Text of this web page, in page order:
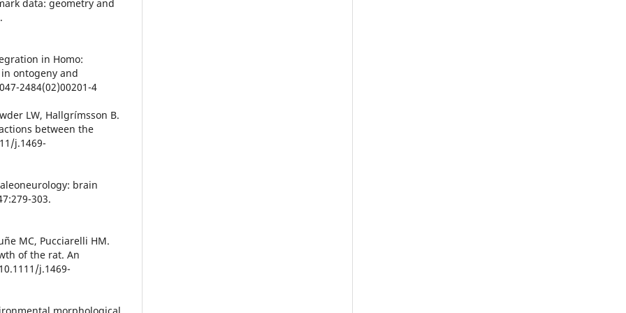
data: geometry and
in Homo:
ontogeny and
2484(02)00201-4
LW, Hallgrímsson B.
between the
j.1469-
brain
303.
MC, Pucciarelli HM.
of the rat. An
j.1469-